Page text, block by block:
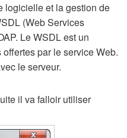
logicielle et la gestion de
(Web Services
Le WSDL est un
par le service Web.
le serveur.
il va falloir utiliser